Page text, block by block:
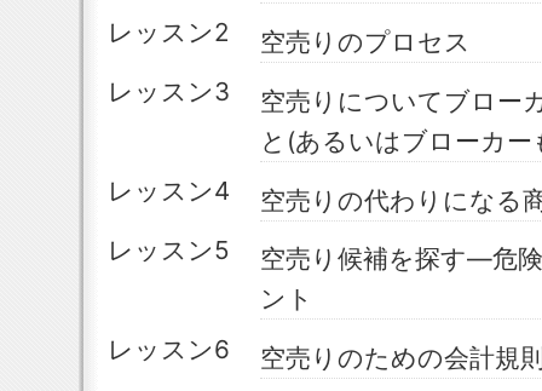
レッスン2
空売りのプロセス
レッスン3
空売りについてブロー
と(あるいはブローカ
レッスン4
空売りの代わりになる
レッスン5
空売り候補を探す―危
ント
レッスン6
空売りのための会計規